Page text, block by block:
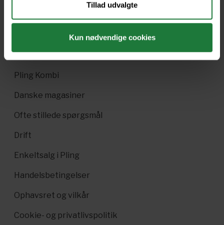
Tillad udvalgte
Kun nødvendige cookies
Pling Favorit
Pling Kombi
Danske magasiner
Ofte stillede spørgsmål
Drift
Enkeltsalg i Pling
Handelsbetingelser
Ophavsret og vilkår
Cookie- og privatlivspolitik